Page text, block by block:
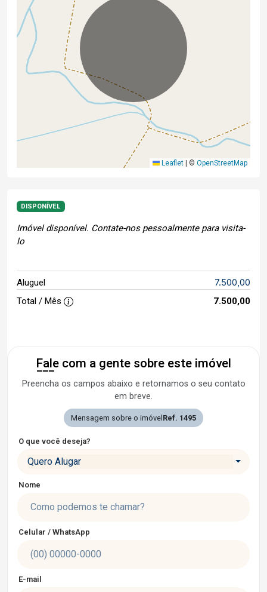
Leaflet © OpenStreetMap
DISPONÍVEL
Imóvel disponível. Contate-nos pessoalmente para visita-
lo
Aluguel 7.500,00
Total / Mês 7.500,00
Fale com a gente sobre este imóvel
Preencha os campos abaixo e retornamos o seu contato
em breve.
Mensagem sobre o imóvel Ref. 1495
O que você deseja?
Quero Alugar
Nome
Celular / WhatsApp
E-mail